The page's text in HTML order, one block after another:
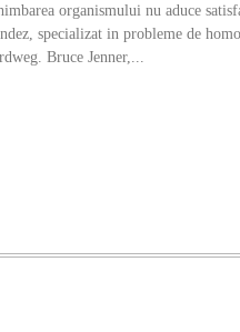
organismului nu aduce
specializat in probleme de
Bruce Jenner,...